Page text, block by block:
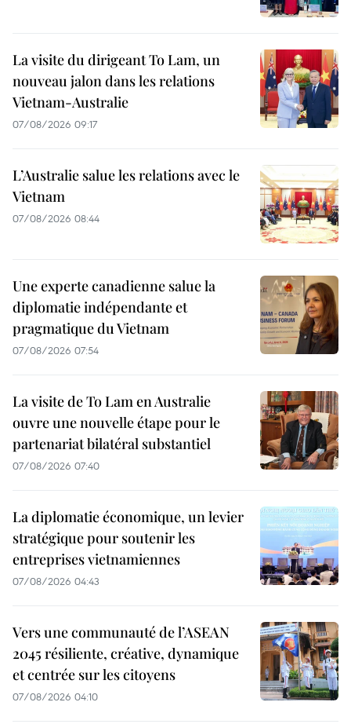
La visite du dirigeant To Lam, un
nouveau jalon dans les relations
Vietnam-Australie
07/08/2026 09:17
L’Australie salue les relations avec le
Vietnam
07/08/2026 08:44
Une experte canadienne salue la
diplomatie indépendante et
pragmatique du Vietnam
07/08/2026 07:54
La visite de To Lam en Australie
ouvre une nouvelle étape pour le
partenariat bilatéral substantiel
07/08/2026 07:40
La diplomatie économique, un levier
stratégique pour soutenir les
entreprises vietnamiennes
07/08/2026 04:43
Vers une communauté de l’ASEAN
2045 résiliente, créative, dynamique
et centrée sur les citoyens
07/08/2026 04:10